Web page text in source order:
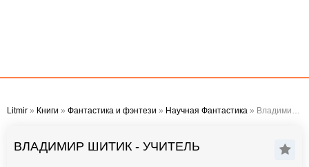
Litmir » Книги » Фантастика и фэнтези » Научная Фантастика » Владимир Шитик - Учитель
ВЛАДИМИР ШИТИК - УЧИТЕЛЬ